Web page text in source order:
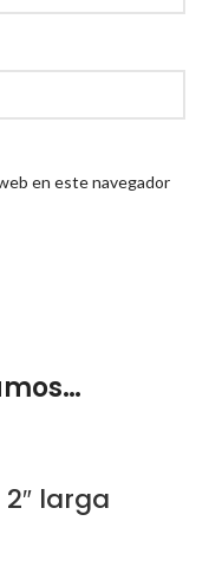
en este navegador
larga